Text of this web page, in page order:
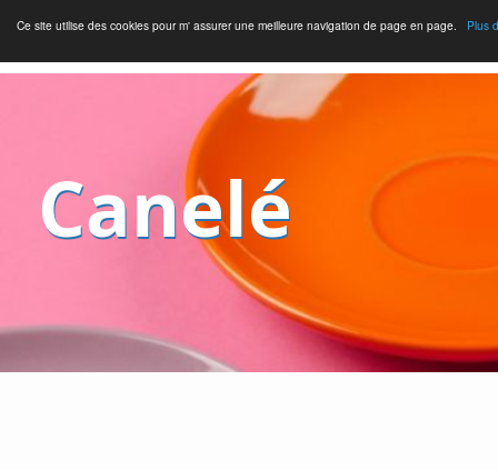
Ce site utilise des cookies pour m' assurer une meilleure navigation de page en page. Plus
Canelé